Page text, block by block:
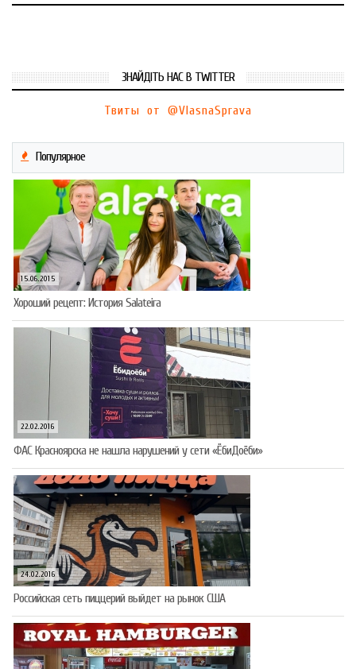
ЗНАЙДІТЬ НАС В TWITTER
Твиты от @VlasnaSprava
Популярное
15.06.2015
Хороший рецепт: История Salateira
22.02.2016
ФАС Красноярска не нашла нарушений у сети «ЁбиДоёби»
24.02.2016
Российская сеть пиццерий выйдет на рынок США